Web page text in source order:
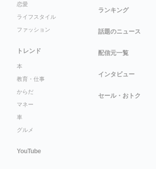
恋愛
ライフスタイル
ファッション
トレンド
本
教育・仕事
からだ
マネー
車
グルメ
YouTube
ランキング
話題のニュース
配信元一覧
インタビュー
セール・おトク